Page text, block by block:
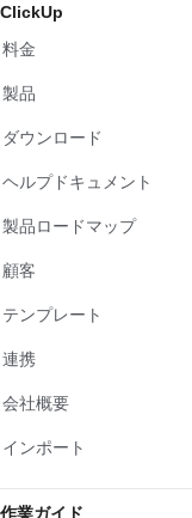
ClickUp
料金
製品
ダウンロード
ヘルプドキュメント
製品ロードマップ
顧客
テンプレート
連携
会社概要
インポート
作業ガイド